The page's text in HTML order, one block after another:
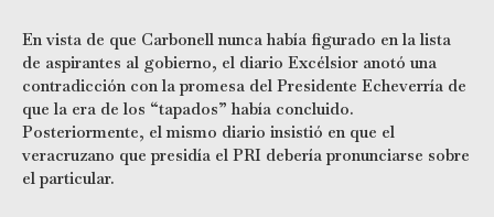
En vista de que Carbonell nunca había figurado en la lista
de aspirantes al gobierno, el diario Excélsior anotó una
contradicción con la promesa del Presidente Echeverría de
que la era de los “tapados” había concluido.
Posteriormente, el mismo diario insistió en que el
veracruzano que presidía el PRI debería pronunciarse sobre
el particular.